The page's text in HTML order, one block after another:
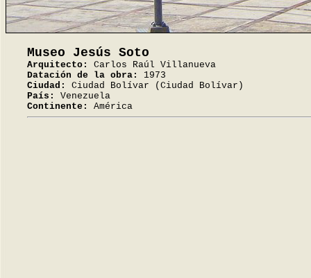
Museo Jesús Soto
Arquitecto:
Carlos Raúl Villanueva
Datación de la obra:
1973
Ciudad:
Ciudad Bolívar (Ciudad Bolívar)
País:
Venezuela
Continente:
América